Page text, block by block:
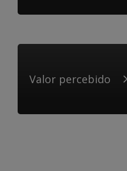
Valor percebido